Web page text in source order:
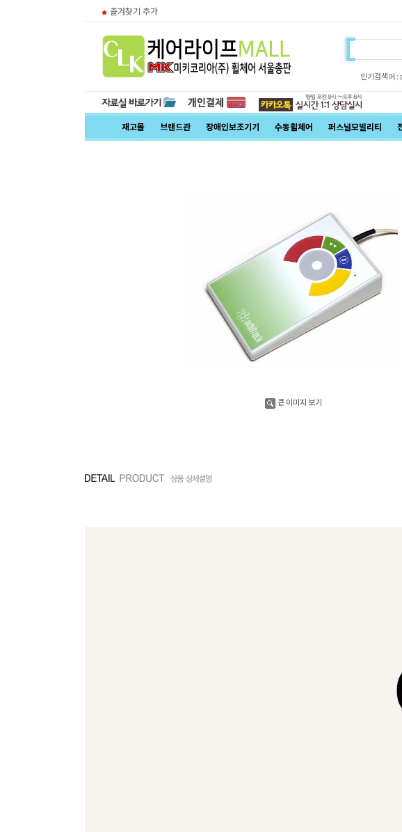
즐겨찾기 추가
인기검색어 :
재고몰 브랜드관 장애인보조기기 수동휠체어 퍼스널모빌리티
큰 이미지 보기